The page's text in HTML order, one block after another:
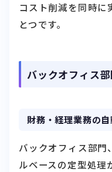
コスト削減を同時に
とつです。
バックオフィス
財務・経理業務の
バックオフィス部門
ルベースの定型処理